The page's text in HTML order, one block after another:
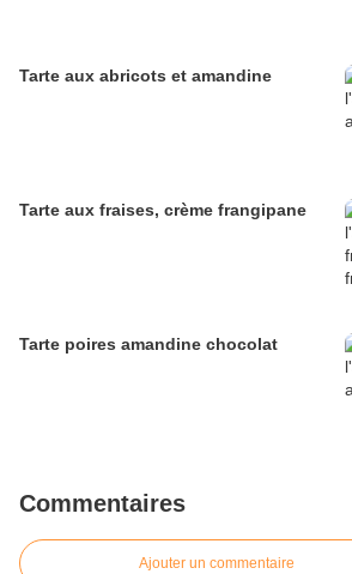
Tarte aux abricots et amandine
Tarte aux fraises, crème frangipane
Tarte poires amandine chocolat
Commentaires
Ajouter un commentaire